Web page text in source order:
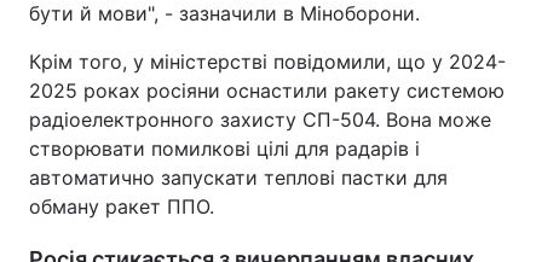
бути й мови", - зазначили в Міноборони.
Крім того, у міністерстві повідомили, що у 2024-
2025 роках росіяни оснастили ракету системою
радіоелектронного захисту СП-504. Вона може
створювати помилкові цілі для радарів і
автоматично запускати теплові пастки для
обману ракет ППО.